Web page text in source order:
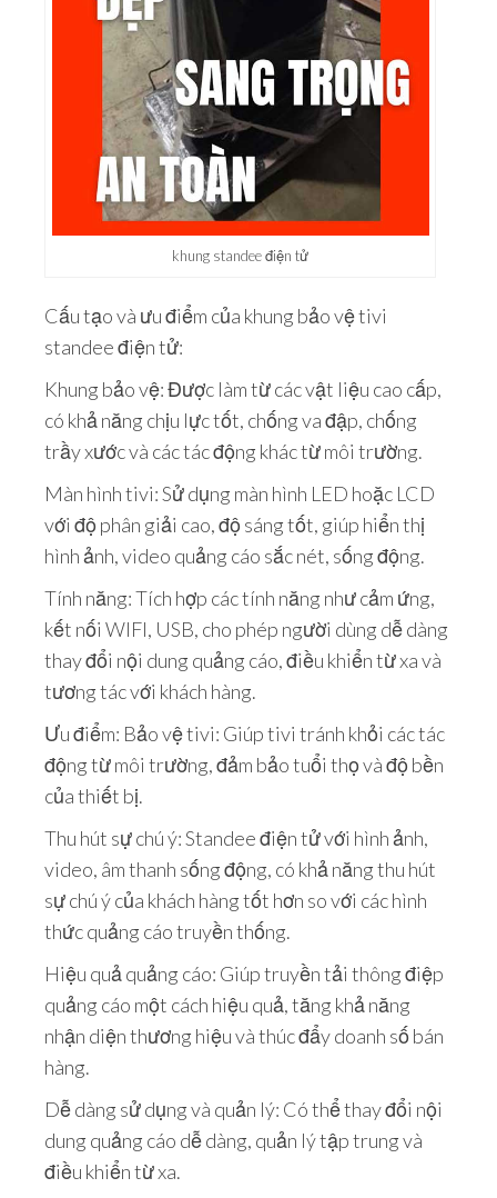
khung standee điện tử
Cấu tạo và ưu điểm của khung bảo vệ tivi
standee điện tử:
Khung bảo vệ: Được làm từ các vật liệu cao cấp,
có khả năng chịu lực tốt, chống va đập, chống
trầy xước và các tác động khác từ môi trường.
Màn hình tivi: Sử dụng màn hình LED hoặc LCD
với độ phân giải cao, độ sáng tốt, giúp hiển thị
hình ảnh, video quảng cáo sắc nét, sống động.
Tính năng: Tích hợp các tính năng như cảm ứng,
kết nối WIFI, USB, cho phép người dùng dễ dàng
thay đổi nội dung quảng cáo, điều khiển từ xa và
tương tác với khách hàng.
Ưu điểm: Bảo vệ tivi: Giúp tivi tránh khỏi các tác
động từ môi trường, đảm bảo tuổi thọ và độ bền
của thiết bị.
Thu hút sự chú ý: Standee điện tử với hình ảnh,
video, âm thanh sống động, có khả năng thu hút
sự chú ý của khách hàng tốt hơn so với các hình
thức quảng cáo truyền thống.
Hiệu quả quảng cáo: Giúp truyền tải thông điệp
quảng cáo một cách hiệu quả, tăng khả năng
nhận diện thương hiệu và thúc đẩy doanh số bán
hàng.
Dễ dàng sử dụng và quản lý: Có thể thay đổi nội
dung quảng cáo dễ dàng, quản lý tập trung và
điều khiển từ xa.